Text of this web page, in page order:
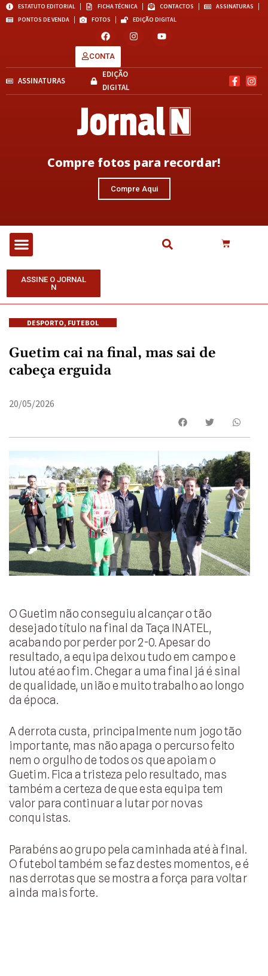
ESTATUTO EDITORIAL FICHA TÉCNICA CONTACTOS
ASSINATURAS
PONTOS DE VENDA
FOTOS EDIÇÃO DIGITAL
CONTA
ASSINATURAS
EDIÇÃO
DIGITAL
Compre fotos para recordar!
Compre Aqui
ASSINE O JORNAL
N
DESPORTO, FUTEBOL
Guetim cai na final, mas sai de
cabeça erguida
20/05/2026
O Guetim não conseguiu alcançar o tão
desejado título na final da Taça INATEL,
acabando por perder por 2-0. Apesar do
resultado, a equipa deixou tudo em campo e
lutou até ao fim. Chegar a uma final já é sinal
de qualidade, união e muito trabalho ao longo
da época.
A derrota custa, principalmente num jogo tão
importante, mas não apaga o percurso feito
nem o orgulho de todos os que apoiam o
Guetim. Fica a tristeza pelo resultado, mas
também a certeza de que esta equipa tem
valor para continuar a lutar por novas
conquistas.
Parabéns ao grupo pela caminhada até à final.
O futebol também se faz destes momentos, e é
nas derrotas que se mostra a força para voltar
ainda mais forte.